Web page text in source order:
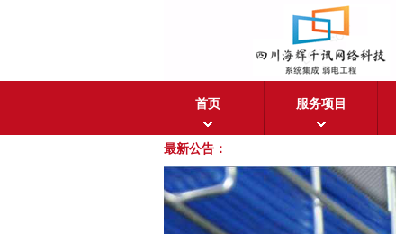
首页 服务项目
最新公告：